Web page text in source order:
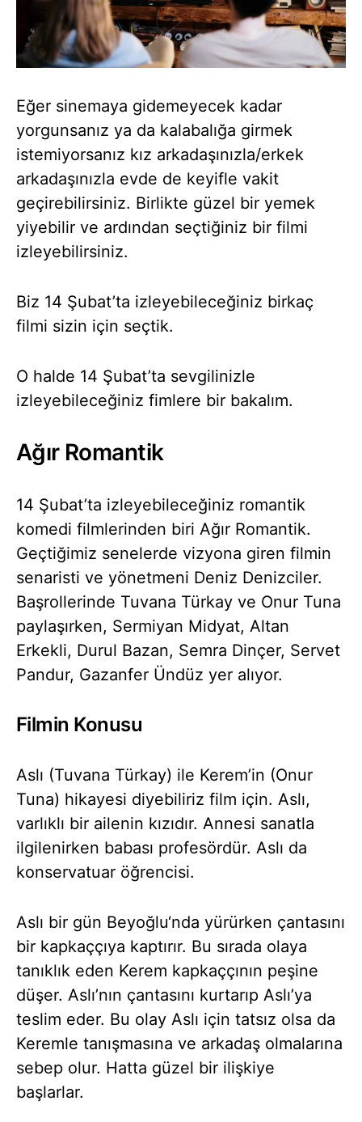
Eğer sinemaya gidemeyecek kadar
yorgunsanız ya da kalabalığa girmek
istemiyorsanız kız arkadaşınızla/erkek
arkadaşınızla evde de keyifle vakit
geçirebilirsiniz. Birlikte güzel bir yemek
yiyebilir ve ardından seçtiğiniz bir filmi
izleyebilirsiniz.
Biz 14 Şubat’ta izleyebileceğiniz birkaç
filmi sizin için seçtik.
O halde 14 Şubat’ta sevgilinizle
izleyebileceğiniz fimlere bir bakalım.
Ağır Romantik
14 Şubat’ta izleyebileceğiniz romantik
komedi filmlerinden biri Ağır Romantik.
Geçtiğimiz senelerde vizyona giren filmin
senaristi ve yönetmeni Deniz Denizciler.
Başrollerinde Tuvana Türkay ve Onur Tuna
paylaşırken, Sermiyan Midyat, Altan
Erkekli, Durul Bazan, Semra Dinçer, Servet
Pandur, Gazanfer Ündüz yer alıyor.
Filmin Konusu
Aslı (Tuvana Türkay) ile Kerem’in (Onur
Tuna) hikayesi diyebiliriz film için. Aslı,
varlıklı bir ailenin kızıdır. Annesi sanatla
ilgilenirken babası profesördür. Aslı da
konservatuar öğrencisi.
Aslı bir gün Beyoğlu‘nda yürürken çantasını
bir kapkaççıya kaptırır. Bu sırada olaya
tanıklık eden Kerem kapkaççının peşine
düşer. Aslı’nın çantasını kurtarıp Aslı’ya
teslim eder. Bu olay Aslı için tatsız olsa da
Keremle tanışmasına ve arkadaş olmalarına
sebep olur. Hatta güzel bir ilişkiye
başlarlar.